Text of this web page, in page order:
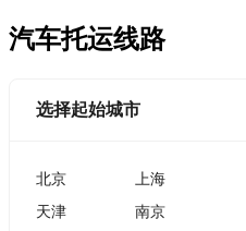
汽车托运线路
选择起始城市
北京 上海
天津
南京